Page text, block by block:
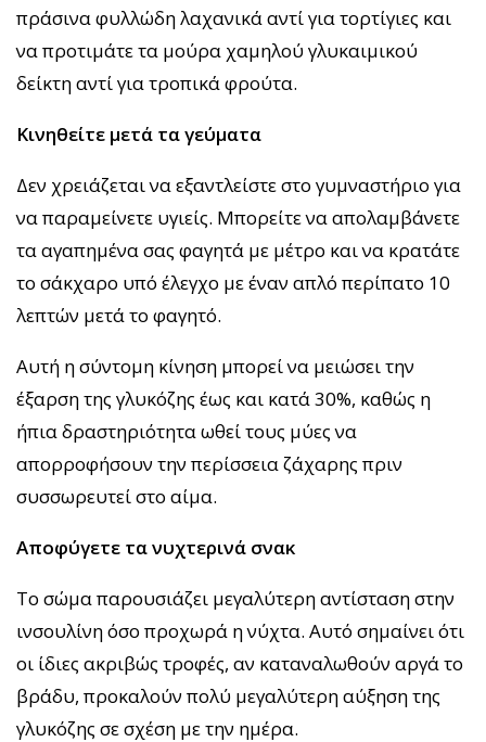
πράσινα φυλλώδη λαχανικά αντί για τορτίγιες και
να προτιμάτε τα μούρα χαμηλού γλυκαιμικού
δείκτη αντί για τροπικά φρούτα.
Κινηθείτε μετά τα γεύματα
Δεν χρειάζεται να εξαντλείστε στο γυμναστήριο για
να παραμείνετε υγιείς. Μπορείτε να απολαμβάνετε
τα αγαπημένα σας φαγητά με μέτρο και να κρατάτε
το σάκχαρο υπό έλεγχο με έναν απλό περίπατο 10
λεπτών μετά το φαγητό.
Αυτή η σύντομη κίνηση μπορεί να μειώσει την
έξαρση της γλυκόζης έως και κατά 30%, καθώς η
ήπια δραστηριότητα ωθεί τους μύες να
απορροφήσουν την περίσσεια ζάχαρης πριν
συσσωρευτεί στο αίμα.
Αποφύγετε τα νυχτερινά σνακ
Το σώμα παρουσιάζει μεγαλύτερη αντίσταση στην
ινσουλίνη όσο προχωρά η νύχτα. Αυτό σημαίνει ότι
οι ίδιες ακριβώς τροφές, αν καταναλωθούν αργά το
βράδυ, προκαλούν πολύ μεγαλύτερη αύξηση της
γλυκόζης σε σχέση με την ημέρα.